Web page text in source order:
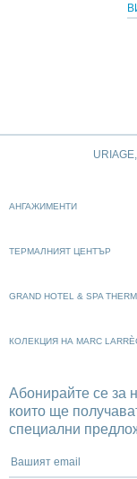
АНГАЖИМЕНТИ
ТЕРМАЛНИЯТ ЦЕНТЪР
GRAND HOTEL & SPA
КОЛЕКЦИЯ НА MARC
Абонирайте се за
които ще
специални
Вашият email